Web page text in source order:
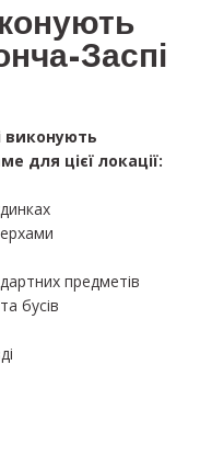
Заспі
виконують
для цієї локації:
предметів
бусів